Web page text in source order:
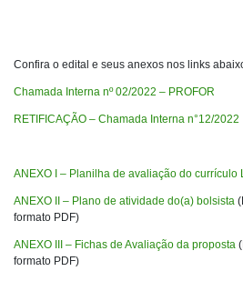
Confira o edital e seus anexos nos links
Chamada Interna nº 02/2022 – PROFOR
RETIFICAÇÃO – Chamada Interna n°12/2022
ANEXO I – Planilha de avaliação do currículo
ANEXO II – Plano de atividade do(a) bolsista
formato PDF)
ANEXO III – Fichas de Avaliação da proposta
formato PDF)